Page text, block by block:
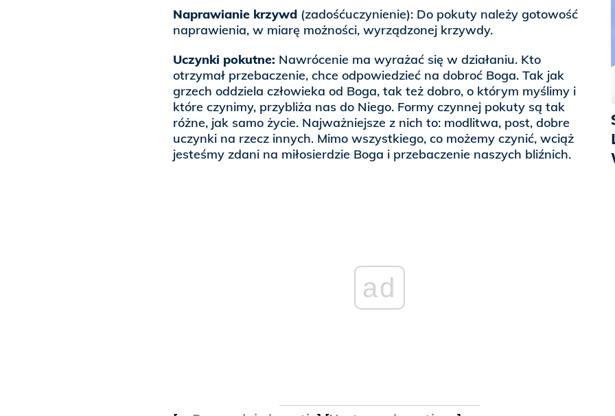
Naprawianie krzywd (zadośćuczynienie): Do pokuty należy gotowość
naprawienia, w miarę możności, wyrządzonej krzywdy.
Uczynki pokutne: Nawrócenie ma wyrażać się w działaniu. Kto
otrzymał przebaczenie, chce odpowiedzieć na dobroć Boga. Tak jak
grzech oddziela człowieka od Boga, tak też dobro, o którym myślimy i
które czynimy, przybliża nas do Niego. Formy czynnej pokuty są tak
różne, jak samo życie. Najważniejsze z nich to: modlitwa, post, dobre
uczynki na rzecz innych. Mimo wszystkiego, co możemy czynić, wciąż
jesteśmy zdani na miłosierdzie Boga i przebaczenie naszych bliźnich.
ad